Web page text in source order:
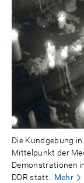
Die Kundgebung
Mittelpunkt der
Demonstrationen
DDR statt. Mehr